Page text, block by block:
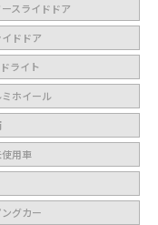
スライドドア
ドドア
ライト
ホイール
用車
グカー